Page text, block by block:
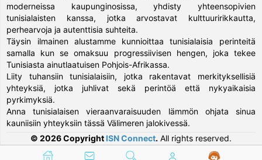
moderneissa kaupunginosissa, yhdisty yhteensopivien
tunisialaisten kanssa, jotka arvostavat kulttuuririkkautta,
perhearvoja ja autenttisia suhteita.
Täysin ilmainen alustamme kunnioittaa tunisialaisia perinteitä
samalla kun se omaksuu progressiivisen hengen, joka tekee
Tunisiasta ainutlaatuisen Pohjois-Afrikassa.
Liity tuhansiin tunisialaisiin, jotka rakentavat merkityksellisiä
yhteyksiä, jotka juhlivat sekä perintöä että nykyaikaisia
pyrkimyksiä.
Anna tunisialaisen vieraanvaraisuuden lämmön ohjata sinua
kauniisiin yhteyksiin tässä Välimeren jalokivessä.
© 2026 Copyright ISN Connect. All rights reserved.